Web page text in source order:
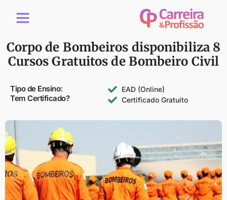
Corpo de Bombeiros disponibiliza 8
Cursos Gratuitos de Bombeiro Civil
Tipo de Ensino:
Tem Certificado?
EAD (Online)
Certificado Gratuito